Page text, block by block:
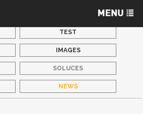
TEST
IMAGES
SOLUCES
NEWS